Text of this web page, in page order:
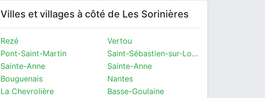
Villes et villages à côté de Les Sorinières
Rezé
Vertou
Pont-Saint-Martin
Saint-Sébastien-sur-Loire
Sainte-Anne
Sainte-Anne
Bouguenais
Nantes
La Chevrolière
Basse-Goulaine